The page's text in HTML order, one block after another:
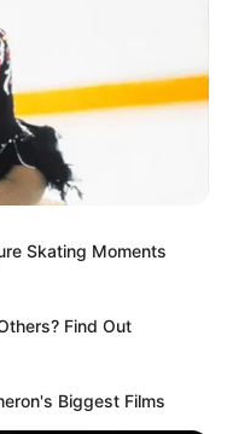
Skating Moments
Find Out
Biggest Films